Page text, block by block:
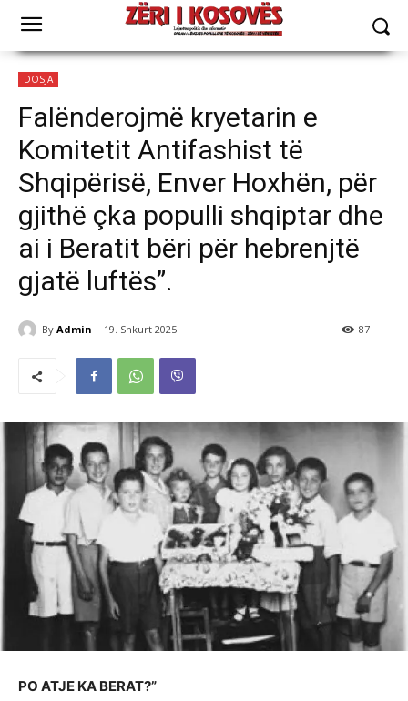
DOSJA
Falënderojmë kryetarin e
Komitetit Antifashist të
Shqipërisë, Enver Hoxhën, për
gjithë çka populli shqiptar dhe
ai i Beratit bëri për hebrenjtë
gjatë luftës”.
By Admin 19. Shkurt 2025 87
PO ATJE KA BERAT?”